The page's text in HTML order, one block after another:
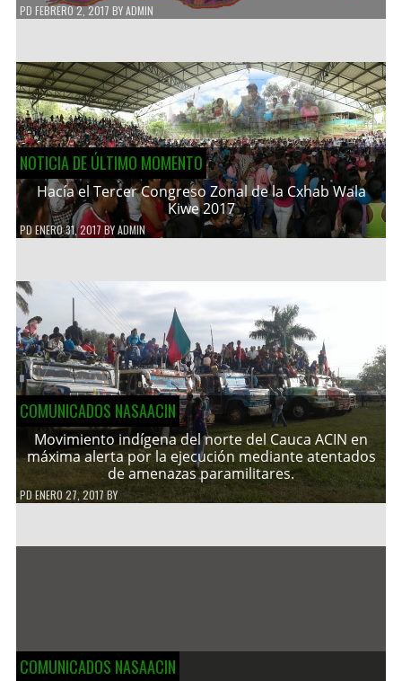
PD FEBRERO 2, 2017 BYADMIN
NOTICIA DE ÚLTIMO MOMENTO
Hacía el Tercer Congreso Zonal de la Cxhab Wala
Kiwe 2017
PDENERO 31, 2017 BYADMIN
COMUNICADOS NASAACIN
Movimiento indígena del norte del Cauca ACIN en
máxima alerta por la ejecución mediante atentados
de amenazas paramilitares.
PDENERO 27, 2017 BY
COMUNICADOS NASAACIN